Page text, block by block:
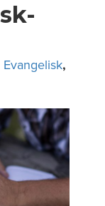
Evangelisk,